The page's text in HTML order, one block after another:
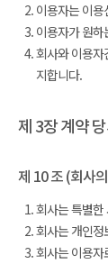
이용자는 이
이용자가 원
회사와 이용자
지합니다.
제 3장 계약
제 10 조 (회사
회사는 특별한
회사는 개인정
회사는 이용자